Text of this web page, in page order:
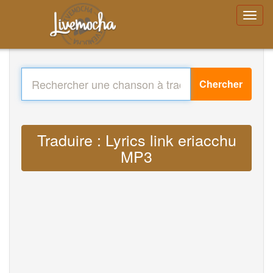
Chercher
Traduire : Lyrics link eriacchu
MP3